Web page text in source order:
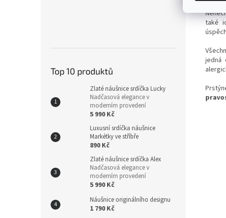
Top 10 produktů
Zlaté náušnice srdíčka Lucky
Nadčasová elegance v
moderním provedení
5 990 Kč
Luxusní srdíčka náušnice
Markétky ve stříbře
890 Kč
Zlaté náušnice srdíčka Alex
Nadčasová elegance v
moderním provedení
5 990 Kč
Náušnice originálního designu
1 790 Kč
také
jedná